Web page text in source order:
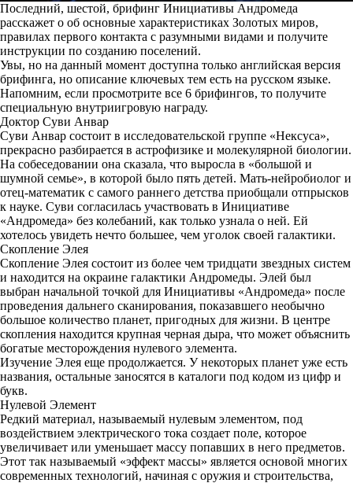
Последний, шестой, брифинг Инициативы Андромеда
расскажет о об основные характеристиках Золотых миров,
правилах первого контакта с разумными видами и получите
инструкции по созданию поселений.
Увы, но на данный момент доступна только английская версия
брифинга, но описание ключевых тем есть на русском языке.
Напомним, если просмотрите все 6 брифингов, то получите
специальную внутриигровую награду.
Доктор Суви Анвар
Суви Анвар состоит в исследовательской группе «Нексуса»,
прекрасно разбирается в астрофизике и молекулярной биологии.
На собеседовании она сказала, что выросла в «большой и
шумной семье», в которой было пять детей. Мать-нейробиолог и
отец-математик с самого раннего детства приобщали отпрысков
к науке. Суви согласилась участвовать в Инициативе
«Андромеда» без колебаний, как только узнала о ней. Ей
хотелось увидеть нечто большее, чем уголок своей галактики.
Скопление Элея
Скопление Элея состоит из более чем тридцати звездных систем
и находится на окраине галактики Андромеды. Элей был
выбран начальной точкой для Инициативы «Андромеда» после
проведения дальнего сканирования, показавшего необычно
большое количество планет, пригодных для жизни. В центре
скопления находится крупная черная дыра, что может объяснить
богатые месторождения нулевого элемента.
Изучение Элея еще продолжается. У некоторых планет уже есть
названия, остальные заносятся в каталоги под кодом из цифр и
букв.
Нулевой Элемент
Редкий материал, называемый нулевым элементом, под
воздействием электрического тока создает поле, которое
увеличивает или уменьшает массу попавших в него предметов.
Этот так называемый «эффект массы» является основой многих
современных технологий, начиная с оружия и строительства,